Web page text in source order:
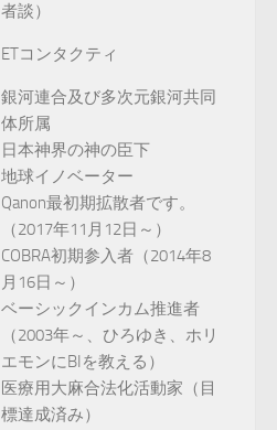
者談）
ETコンタクティ
銀河連合及び多次元銀河共同
体所属
日本神界の神の臣下
地球イノベーター
Qanon最初期拡散者です。
（2017年11月12日～）
COBRA初期参入者（2014年8
月16日～）
ベーシックインカム推進者
（2003年～、ひろゆき、ホリ
エモンにBIを教える）
医療用大麻合法化活動家（目
標達成済み）